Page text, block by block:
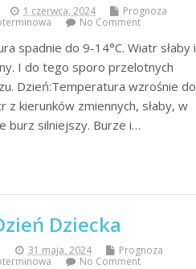
1 czerwca, 2024
Prognoza
No Comment
spadnie do 9-14°C. Wiatr słaby i
I do tego sporo przelotnych
Dzień:Temperatura wzrośnie do
z kierunków zmiennych, słaby, w
burz silniejszy. Burze i…
Dziecka
31 maja, 2024
Prognoza
No Comment